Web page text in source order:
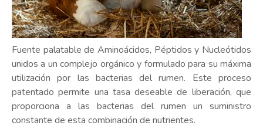
Fuente palatable de Aminoácidos, Péptidos y Nucleótidos
unidos a un complejo orgánico y formulado para su máxima
utilización por las bacterias del rumen. Este proceso
patentado permite una tasa deseable de liberación, que
proporciona a las bacterias del rumen un suministro
constante de esta combinación de nutrientes.